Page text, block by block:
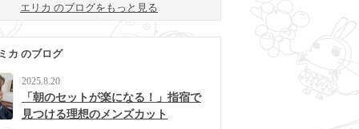
エリカ のブログをもっと見る
カ のブログ
2025.8.20
「朝のセットが楽になる！」指宿で
見つける理想のメンズカット